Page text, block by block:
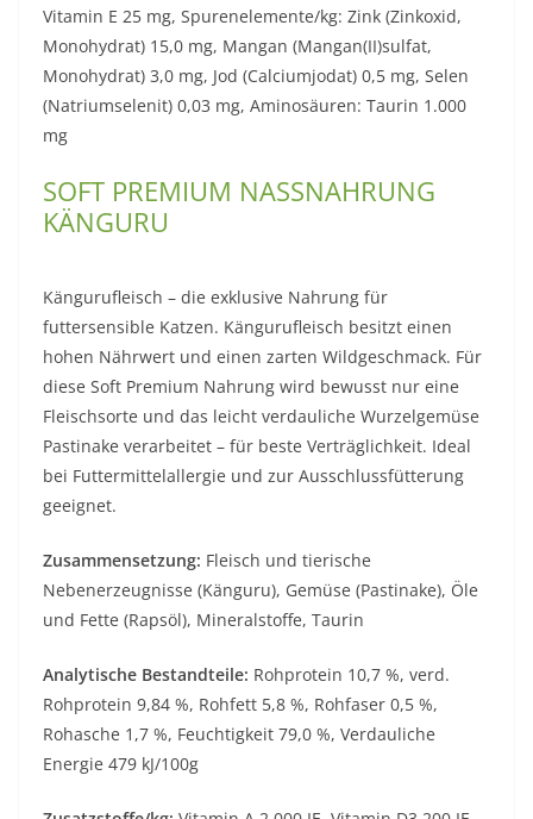
Vitamin E 25 mg, Spurenelemente/kg: Zink (Zinkoxid,
Monohydrat) 15,0 mg, Mangan (Mangan(II)sulfat,
Monohydrat) 3,0 mg, Jod (Calciumjodat) 0,5 mg, Selen
(Natriumselenit) 0,03 mg, Aminosäuren: Taurin 1.000
mg
SOFT PREMIUM NASSNAHRUNG
KÄNGURU
Kängurufleisch – die exklusive Nahrung für
futtersensible Katzen. Kängurufleisch besitzt einen
hohen Nährwert und einen zarten Wildgeschmack. Für
diese Soft Premium Nahrung wird bewusst nur eine
Fleischsorte und das leicht verdauliche Wurzelgemüse
Pastinake verarbeitet – für beste Verträglichkeit. Ideal
bei Futtermittelallergie und zur Ausschlussfütterung
geeignet.
Zusammensetzung: Fleisch und tierische
Nebenerzeugnisse (Känguru), Gemüse (Pastinake), Öle
und Fette (Rapsöl), Mineralstoffe, Taurin
Analytische Bestandteile: Rohprotein 10,7 %, verd.
Rohprotein 9,84 %, Rohfett 5,8 %, Rohfaser 0,5 %,
Rohasche 1,7 %, Feuchtigkeit 79,0 %, Verdauliche
Energie 479 kJ/100g